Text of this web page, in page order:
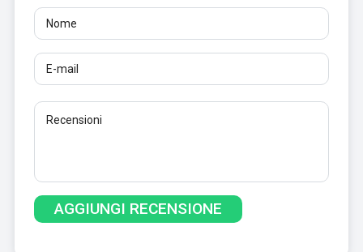
Nome
E-mail
Recensioni
Almeno 10 caratteri. I link non sono consentiti.